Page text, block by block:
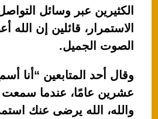
الكثيرين عبر وسائل
الاستمرار، قائلين إن الله
الصوت الجميل.
وقال أحد المتابعين “أنا
عشرين عامًا، عندما سمعت
والله، الله يرضى عنك